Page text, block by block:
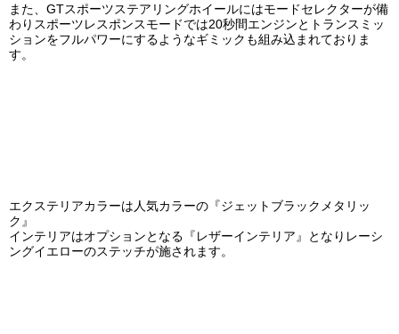
また、GTスポーツステアリングホイールにはモードセレクターが備
わりスポーツレスポンスモードでは20秒間エンジンとトランスミッ
ションをフルパワーにするようなギミックも組み込まれておりま
す。
エクステリアカラーは人気カラーの『ジェットブラックメタリッ
ク』
インテリアはオプションとなる『レザーインテリア』となりレーシ
ングイエローのステッチが施されます。